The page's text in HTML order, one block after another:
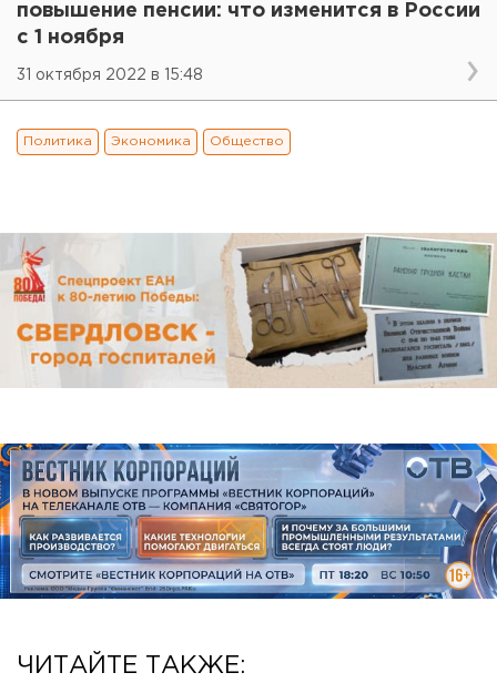
повышение пенсии: что изменится в России
с 1 ноября
31 октября 2022 в 15:48
Политика Экономика Общество
ЧИТАЙТЕ ТАКЖЕ: